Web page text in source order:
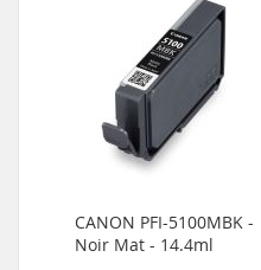
CANON PFI-5100MBK -
Noir Mat - 14.4ml